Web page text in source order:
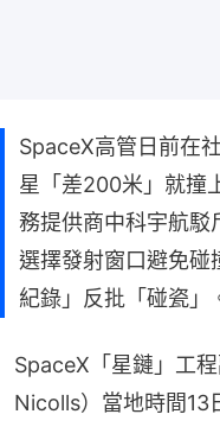
SpaceX高管日前在
星「差200米」就撞
務提供商中科宇航駁
選擇發射窗口避免碰
紀錄」反批「碰瓷」
SpaceX「星鏈」工
Nicolls）當地時間13